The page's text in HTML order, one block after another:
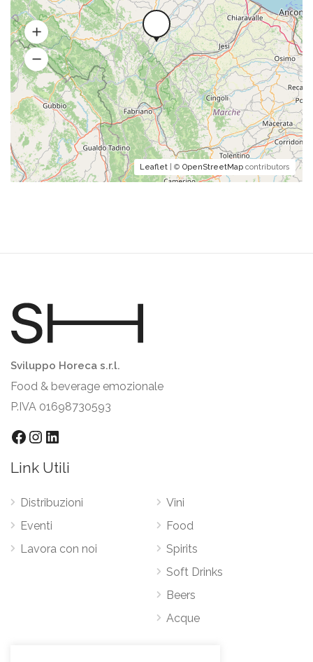
Leaflet | © OpenStreetMap contributors
Sviluppo Horeca s.r.l.
Food & beverage emozionale
P.IVA 01698730593
Facebook
Instagram
LinkedIn
Link Utili
Distribuzioni
Eventi
Lavora con noi
Vini
Food
Spirits
Soft Drinks
Beers
Acque